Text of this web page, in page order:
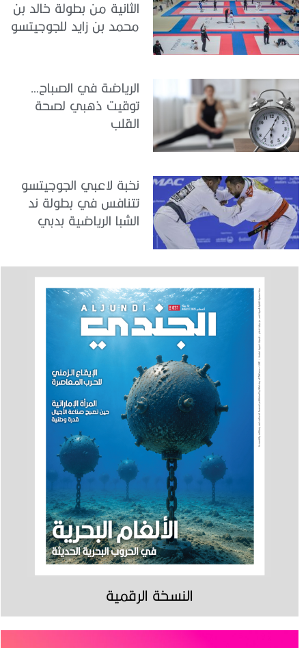
الثانية من بطولة خالد بن
محمد بن زايد للجوجيتسو
الرياضة في الصباح…
توقيت ذهبي لصحة
القلب
نخبة لاعبي الجوجيتسو
تتنافس في بطولة ند
الشبا الرياضية بدبي
النسخة الرقمية